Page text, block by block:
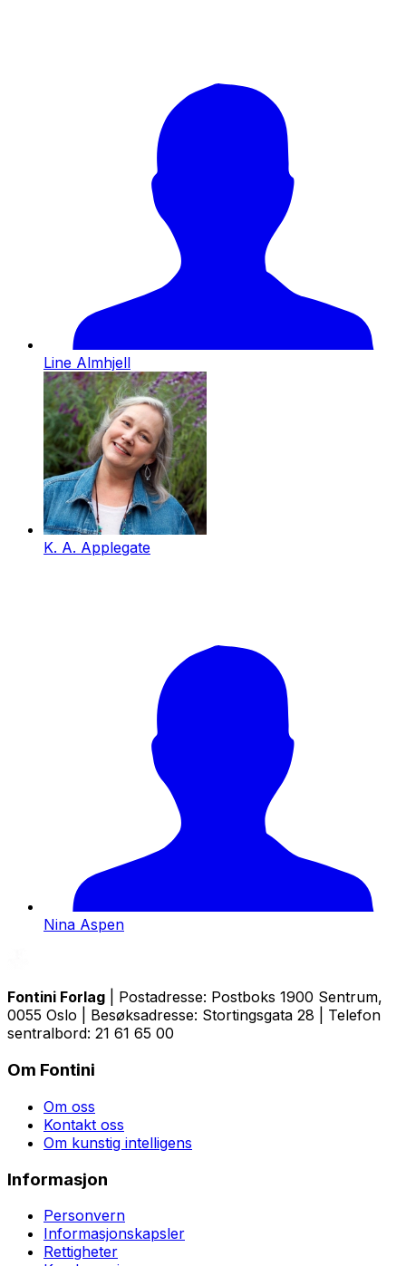
Line Almhjell
K. A. Applegate
Nina Aspen
Fontini Forlag | Postadresse: Postboks 1900 Sentrum,
0055 Oslo | Besøksadresse: Stortingsgata 28 | Telefon
sentralbord: 21 61 65 00
Om Fontini
Om oss
Kontakt oss
Om kunstig intelligens
Informasjon
Personvern
Informasjonskapsler
Rettigheter